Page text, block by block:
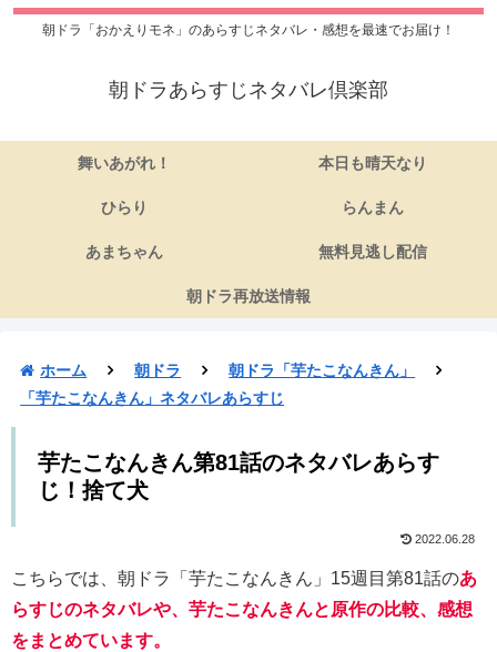
朝ドラ「おかえりモネ」のあらすじネタバレ・感想を最速でお届け！
朝ドラあらすじネタバレ倶楽部
舞いあがれ！ 本日も晴天なり
ひらり らんまん
あまちゃん 無料見逃し配信
朝ドラ再放送情報
ホーム 朝ドラ
朝ドラ「芋たこなんきん」
「芋たこなんきん」ネタバレあらすじ
芋たこなんきん第81話のネタバレあらす
じ！捨て犬
2022.06.28
こちらでは、朝ドラ「芋たこなんきん」15週目第81話のあ
らすじのネタバレや、芋たこなんきんと原作の比較、感想
をまとめています。